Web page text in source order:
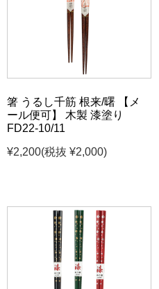
箸 うるし千筋 根来/曙 【メ
ール便可】 木製 漆塗り
FD22-10/11
¥2,200(税抜 ¥2,000)